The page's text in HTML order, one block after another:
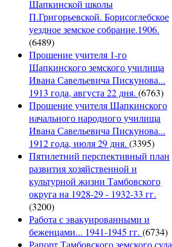
Шапкинской школы
П.Григорьевской. Борисоглебское
уездное земское собрание.1906.
(6489)
Прошение учителя 1-го
Шапкинского земского училища
Ивана Савельевича Пискунова...
1913 года, августа 22 дня. (6763)
Прошение учителя Шапкинского
начального народного училища
Ивана Савельевича Пискунова...
1912 года, июля 29 дня. (3395)
Пятилетний перспективный план
развития хозяйственной и
культурной жизни Тамбовского
округа на 1928-29 - 1932-33 гг.
(3200)
Работа с эвакуированными и
беженцами... 1941-1945 гг. (6734)
Рапорт Тамбовского земского суда